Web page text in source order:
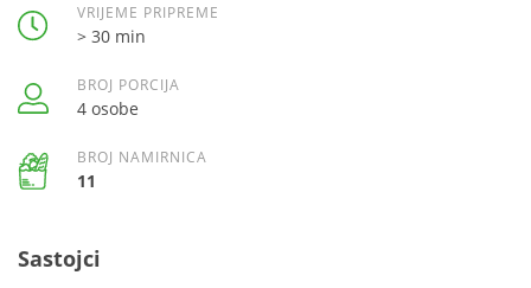
VRIJEME PRIPREME
> 30 min
BROJ PORCIJA
4 osobe
BROJ NAMIRNICA
11
Sastojci